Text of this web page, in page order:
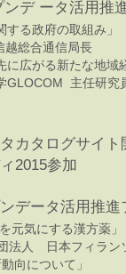
ンデ ータ活用
る政府の取組み」
総合通信局長
広がる新たな地域
GLOCOM 主任
タカタログサイ
2015参加
データ活用推
気にする漢方薬」
人 日本フィラン
について」